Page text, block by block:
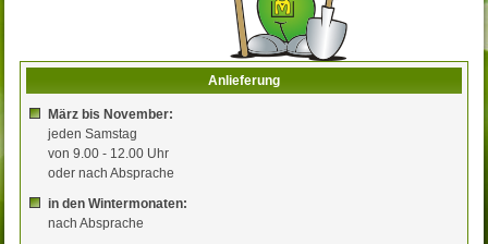
Anlieferung
März bis November:
jeden Samstag
von 9.00 - 12.00 Uhr
oder nach Absprache
in den Wintermonaten:
nach Absprache